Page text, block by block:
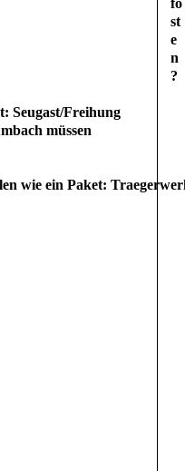
fo
st
e
n
?
Seugast/Freihung
müssen